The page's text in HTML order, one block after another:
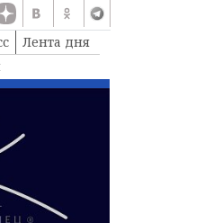
Лента дня